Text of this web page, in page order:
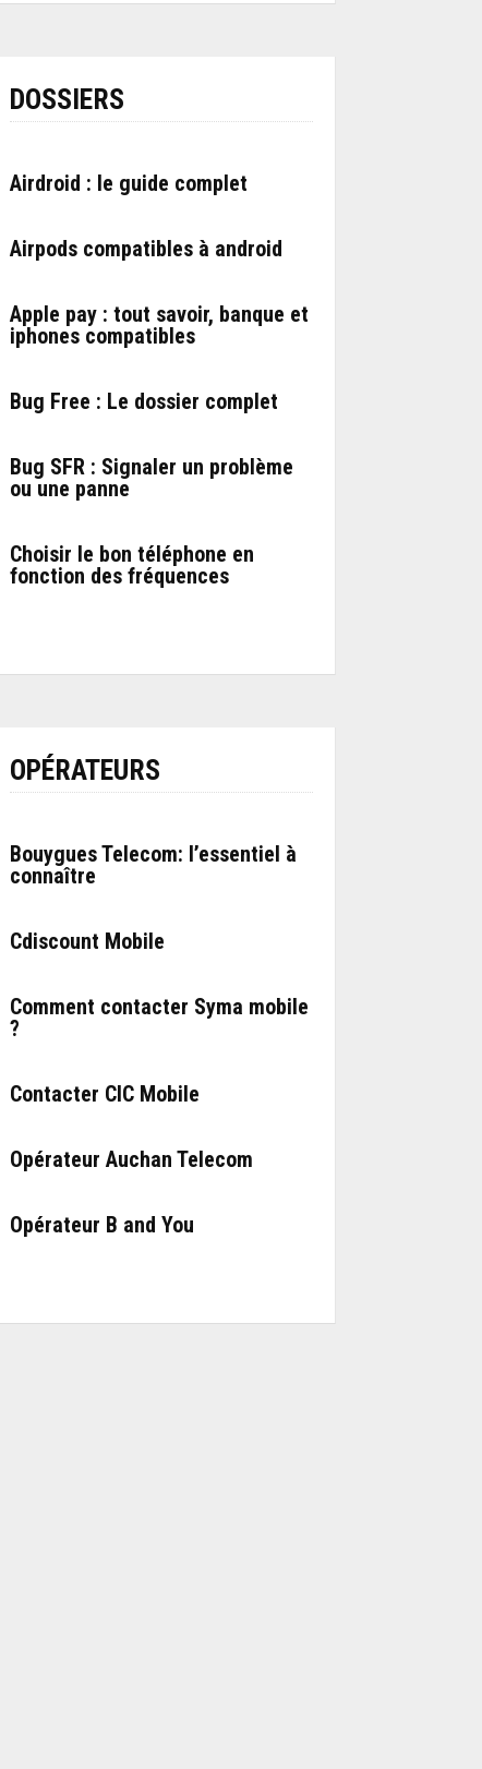
DOSSIERS
Airdroid : le guide complet
Airpods compatibles à android
Apple pay : tout savoir, banque et
iphones compatibles
Bug Free : Le dossier complet
Bug SFR : Signaler un problème
ou une panne
Choisir le bon téléphone en
fonction des fréquences
OPÉRATEURS
Bouygues Telecom: l’essentiel à
connaître
Cdiscount Mobile
Comment contacter Syma mobile
?
Contacter CIC Mobile
Opérateur Auchan Telecom
Opérateur B and You